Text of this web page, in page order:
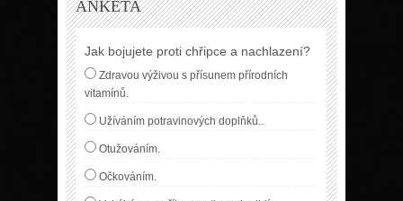
ANKETA
Jak bojujete proti chřipce a nachlazení?
Zdravou výživou s přísunem přírodních
vitamínů.
Užíváním potravinových doplňků..
Otužováním.
Očkováním.